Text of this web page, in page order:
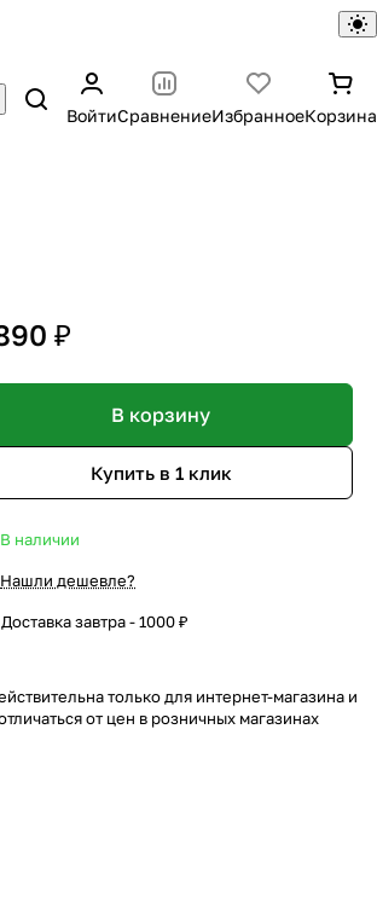
ВойтиСравнениеИзбранноеКорзина
₽
В корзину
Купить в 1 клик
В наличии
Нашли дешевле?
Доставка завтра - 1000 ₽
только для интернет-магазина и
от цен в розничных магазинах